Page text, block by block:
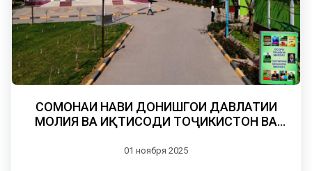
СОМОНАИ НАВИ ДОНИШГОҲИ ДАВЛАТИИ
МОЛИЯ ВА ИҚТИСОДИ ТОҶИКИСТОН ВА
ИҚТИСОД”
01 ноября 2025